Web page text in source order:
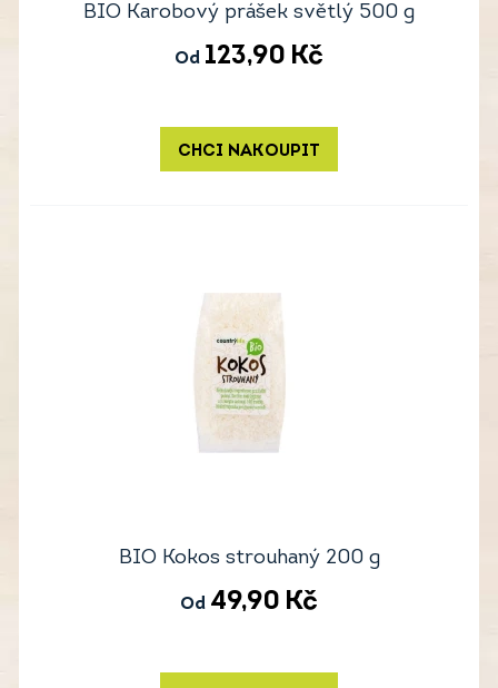
BIO Karobový prášek světlý 500 g
Od 123,90 Kč
CHCI NAKOUPIT
BIO Kokos strouhaný 200 g
Od 49,90 Kč